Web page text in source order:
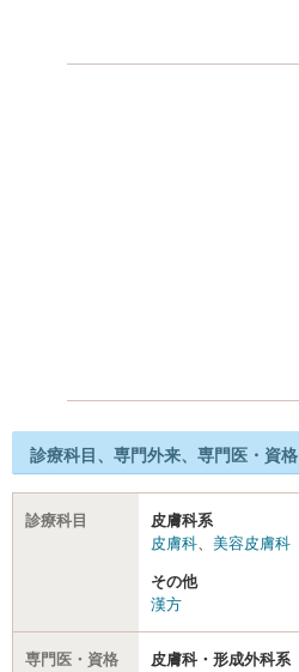
診療科目、専門外来、専門医・資格
診療科目
皮膚科系
皮膚科、 美容皮膚科
その他
漢方
専門医・資格
皮膚科・形成外科系